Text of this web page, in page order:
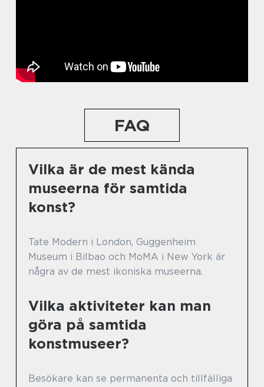
FAQ
Vilka är de mest kända
museerna för samtida
konst?
Tate Modern i London, Guggenheim
Museum i Bilbao och MoMA i New York är
några av de mest ikoniska museerna.
Vilka aktiviteter kan man
göra på samtida
konstmuseer?
Besökare kan se permanenta och tillfälliga